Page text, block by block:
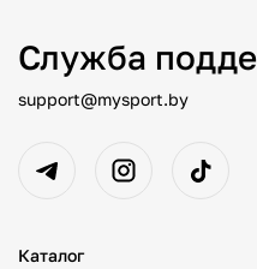
Служба
support@mysport.by
Каталог